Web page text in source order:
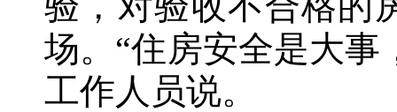
场。“住房安全是大
工作人员说。